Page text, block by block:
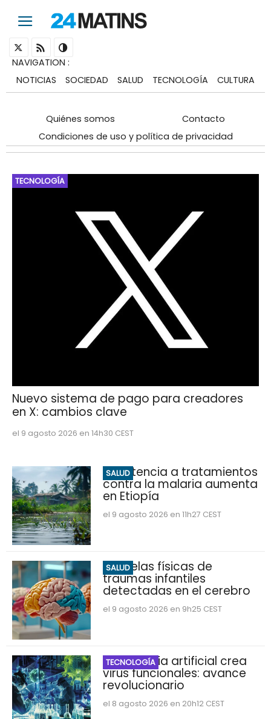
NAVIGATION :
NOTICIAS
SOCIEDAD SALUD TECNOLOGÍA CULTURA
Quiénes somos
Contacto
Condiciones de uso y política de privacidad
TECNOLOGÍA
Nuevo sistema de pago para creadores
en X: cambios clave
el 9 agosto 2026 en 14h30 CEST
SALUD
Resistencia a tratamientos
contra la malaria aumenta
en Etiopía
el 9 agosto 2026 en 11h27 CEST
SALUD
Secuelas físicas de
traumas infantiles
detectadas en el cerebro
el 9 agosto 2026 en 9h25 CEST
TECNOLOGÍA
Inteligencia artificial crea
virus funcionales: avance
revolucionario
el 8 agosto 2026 en 20h12 CEST